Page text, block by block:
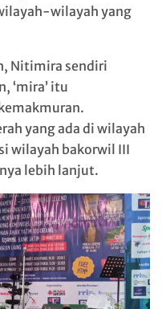
wilayah yang
Nitimira sendiri
‘mira’ itu
yang ada di wilayah
wilayah bakorwil III
lebih lanjut.